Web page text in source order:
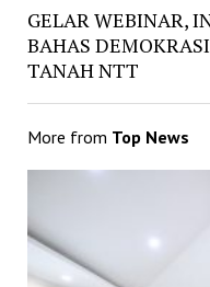
GELAR WEBINAR,
BAHAS
TANAH NTT
More from Top News